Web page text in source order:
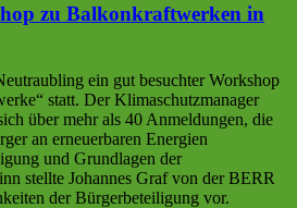
zu Balkonkraftwerken in
ein gut besuchter Workshop
statt. Der Klimaschutzmanager
über mehr als 40 Anmeldungen, die
an erneuerbaren Energien
und Grundlagen der
stellte Johannes Graf von der BERR
der Bürgerbeteiligung vor.